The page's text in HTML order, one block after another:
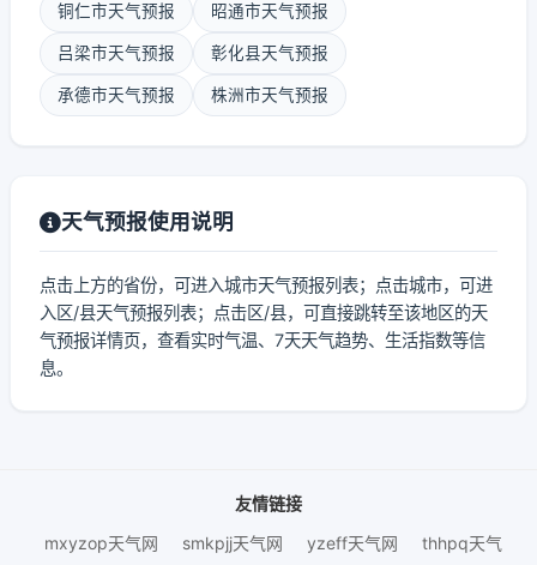
铜仁市天气预报 昭通市天气预报
吕梁市天气预报 彰化县天气预报
承德市天气预报 株洲市天气预报
天气预报使用说明
点击上方的省份，可进入城市天气预报列表；点击城市，可进
入区/县天气预报列表；点击区/县，可直接跳转至该地区的天
气预报详情页，查看实时气温、7天天气趋势、生活指数等信
息。
友情链接
mxyzop天气网
smkpjj天气网 yzeff天气网
thhpq天气